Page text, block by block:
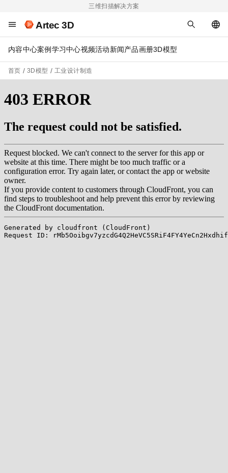
三维扫描解决方案
Artec 3D
内容中心案例 学习中心视频活动新闻产品画册3D模型
首页 3D模型 工业设计制造